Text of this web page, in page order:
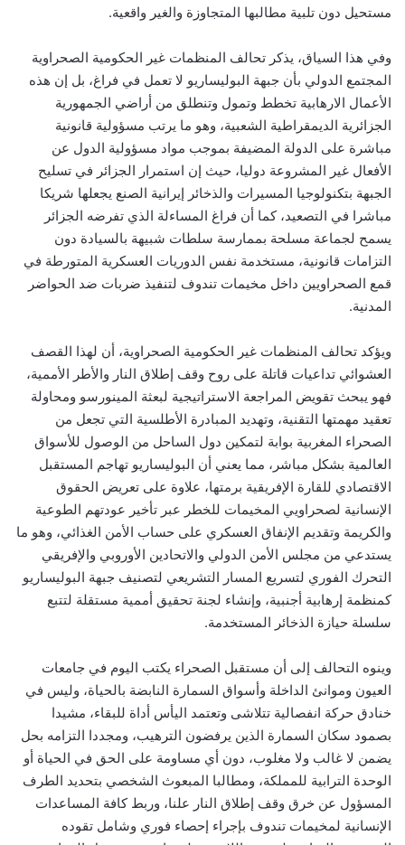
مستحيل دون تلبية مطالبها المتجاوزة والغير واقعية.
وفي هذا السياق، يذكر تحالف المنظمات غير الحكومية الصحراوية
المجتمع الدولي بأن جبهة البوليساريو لا تعمل في فراغ، بل إن هذه
الأعمال الارهابية تخطط وتمول وتنطلق من أراضي الجمهورية
الجزائرية الديمقراطية الشعبية، وهو ما يرتب مسؤولية قانونية
مباشرة على الدولة المضيفة بموجب مواد مسؤولية الدول عن
الأفعال غير المشروعة دوليا، حيث إن استمرار الجزائر في تسليح
الجبهة بتكنولوجيا المسيرات والذخائر إيرانية الصنع يجعلها شريكا
مباشرا في التصعيد، كما أن فراغ المساءلة الذي تفرضه الجزائر
يسمح لجماعة مسلحة بممارسة سلطات شبيهة بالسيادة دون
التزامات قانونية، مستخدمة نفس الدوريات العسكرية المتورطة في
قمع الصحراويين داخل مخيمات تندوف لتنفيذ ضربات ضد الحواضر
المدنية.
ويؤكد تحالف المنظمات غير الحكومية الصحراوية، أن لهذا القصف
العشوائي تداعيات قاتلة على روح وقف إطلاق النار والأطر الأممية،
فهو يبحث تقويض المراجعة الاستراتيجية لبعثة المينورسو ومحاولة
تعقيد مهمتها التقنية، وتهديد المبادرة الأطلسية التي تجعل من
الصحراء المغربية بوابة لتمكين دول الساحل من الوصول للأسواق
العالمية بشكل مباشر، مما يعني أن البوليساريو تهاجم المستقبل
الاقتصادي للقارة الإفريقية برمتها، علاوة على تعريض الحقوق
الإنسانية لصحراويي المخيمات للخطر عبر تأخير عودتهم الطوعية
والكريمة وتقديم الإنفاق العسكري على حساب الأمن الغذائي، وهو ما
يستدعي من مجلس الأمن الدولي والاتحادين الأوروبي والإفريقي
التحرك الفوري لتسريع المسار التشريعي لتصنيف جبهة البوليساريو
كمنظمة إرهابية أجنبية، وإنشاء لجنة تحقيق أممية مستقلة لتتبع
سلسلة حيازة الذخائر المستخدمة.
وينوه التحالف إلى أن مستقبل الصحراء يكتب اليوم في جامعات
العيون وموانئ الداخلة وأسواق السمارة النابضة بالحياة، وليس في
خنادق حركة انفصالية تتلاشى وتعتمد اليأس أداة للبقاء، مشيدا
بصمود سكان السمارة الذين يرفضون الترهيب، ومجددا التزامه بحل
يضمن لا غالب ولا مغلوب، دون أي مساومة على الحق في الحياة أو
الوحدة الترابية للمملكة، ومطالبا المبعوث الشخصي بتحديد الطرف
المسؤول عن خرق وقف إطلاق النار علنا، وربط كافة المساعدات
الإنسانية لمخيمات تندوف بإجراء إحصاء فوري وشامل تقوده